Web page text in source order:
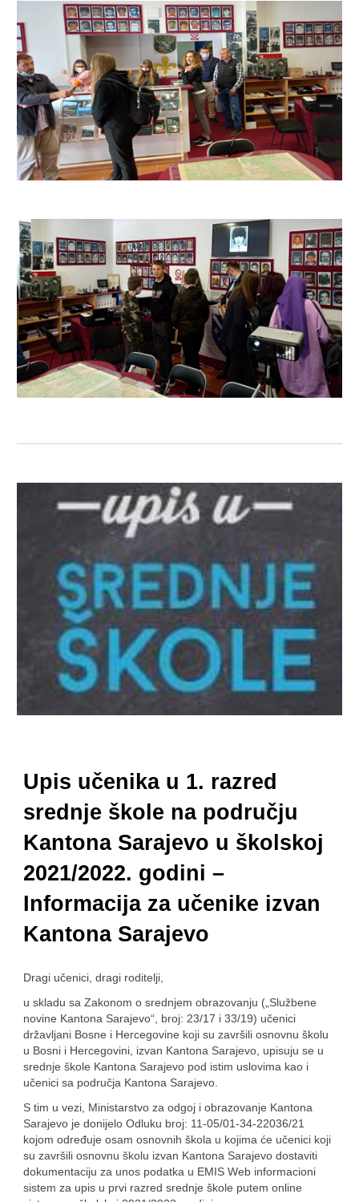
Upis učenika u 1. razred
srednje škole na području
Kantona Sarajevo u školskoj
2021/2022. godini –
Informacija za učenike izvan
Kantona Sarajevo
Dragi učenici, dragi roditelji,
u skladu sa Zakonom o srednjem obrazovanju („Službene
novine Kantona Sarajevo“, broj: 23/17 i 33/19) učenici
državljani Bosne i Hercegovine koji su završili osnovnu školu
u Bosni i Hercegovini, izvan Kantona Sarajevo, upisuju se u
srednje škole Kantona Sarajevo pod istim uslovima kao i
učenici sa područja Kantona Sarajevo.
S tim u vezi, Ministarstvo za odgoj i obrazovanje Kantona
Sarajevo je donijelo Odluku broj: 11-05/01-34-22036/21
kojom određuje osam osnovnih škola u kojima će učenici koji
su završili osnovnu školu izvan Kantona Sarajevo dostaviti
dokumentaciju za unos podatka u EMIS Web informacioni
sistem za upis u prvi razred srednje škole putem online